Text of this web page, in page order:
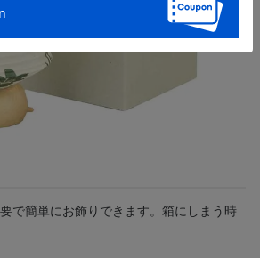
で簡単にお飾りできます。箱にしまう時